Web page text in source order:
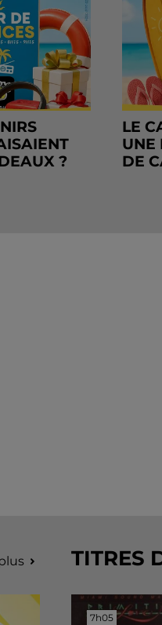
?
LE
UNE
DE
TITRES
7h05
7h05